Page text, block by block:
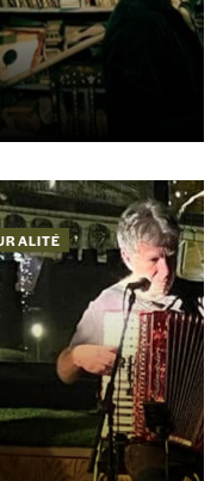
de l’offre
ami·e et offrez-
au choix.
(5